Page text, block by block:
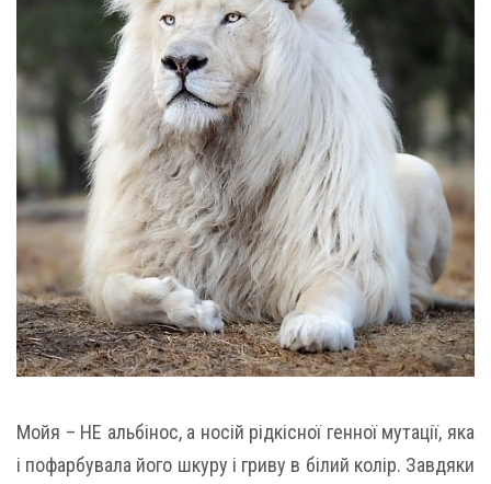
Мойя – НЕ альбінос, а носій рідкісної генної мутації, яка
і пофарбувала його шкуру і гриву в білий колір. Завдяки